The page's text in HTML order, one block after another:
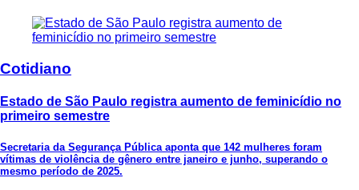
Cotidiano
Estado de São Paulo registra aumento de feminicídio no
primeiro semestre
Secretaria da Segurança Pública aponta que 142 mulheres foram
vítimas de violência de gênero entre janeiro e junho, superando o
mesmo período de 2025.